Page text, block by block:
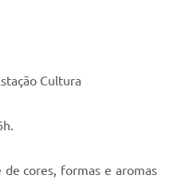
Cultura
de cores, formas e aromas